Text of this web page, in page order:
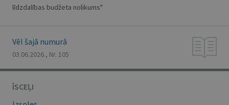
līdzdalības budžeta nolikums"
Vēl šajā numurā
03.06.2026., Nr. 105
ĪSCEĻI